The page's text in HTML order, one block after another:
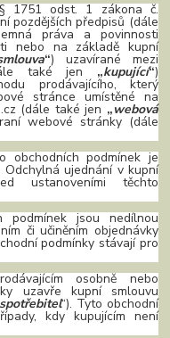
1751 odst. 1 zákona č.
pozdějších předpisů (dále
práva a povinnosti
nebo na základě kupní
“) uzavírané mezi
také jen „kupující“)
prodávajícího, který
stránce umístěné na
(dále také jen „webová
webové stránky (dále
obchodních podmínek je
Odchylná ujednání v kupní
ustanoveními těchto
podmínek jsou nedílnou
či učiněním objednávky
podmínky stávají pro
osobně nebo
uzavře kupní smlouvu
spotřebitel“). Tyto obchodní
kdy kupujícím není